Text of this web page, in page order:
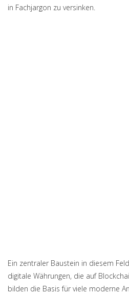
in Fachjargon zu versinken.
Ein zentraler Baustein in diesem
digitale Währungen, die auf
bilden die Basis für viele moderne